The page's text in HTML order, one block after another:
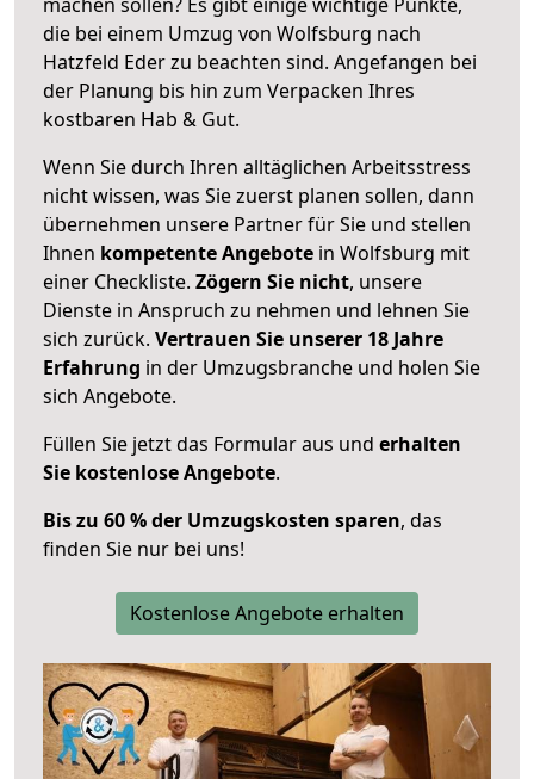
die bei einem Umzug von Wolfsburg nach
Hatzfeld Eder zu beachten sind. Angefangen bei
der Planung bis hin zum Verpacken Ihres
kostbaren Hab & Gut.
Wenn Sie durch Ihren alltäglichen Arbeitsstress
nicht wissen, was Sie zuerst planen sollen, dann
übernehmen unsere Partner für Sie und stellen
Ihnen kompetente Angebote in Wolfsburg mit
einer Checkliste. Zögern Sie nicht, unsere
Dienste in Anspruch zu nehmen und lehnen Sie
sich zurück. Vertrauen Sie unserer 18 Jahre
Erfahrung in der Umzugsbranche und holen Sie
sich Angebote.
Füllen Sie jetzt das Formular aus und erhalten
Sie kostenlose Angebote.
Bis zu 60 % der Umzugskosten sparen, das
finden Sie nur bei uns!
Kostenlose Angebote erhalten